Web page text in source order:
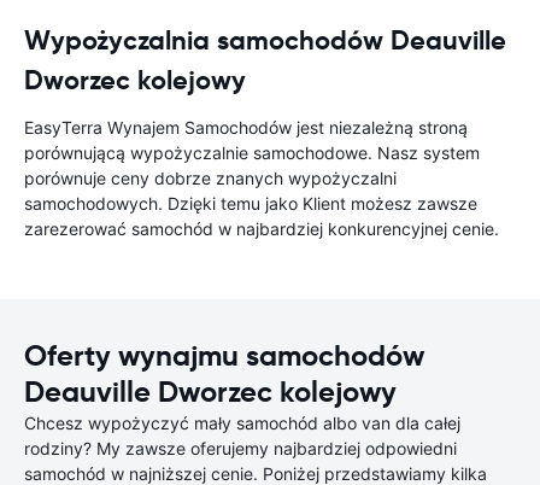
Wypożyczalnia samochodów Deauville
Dworzec kolejowy
EasyTerra Wynajem Samochodów jest niezależną stroną
porównującą wypożyczalnie samochodowe. Nasz system
porównuje ceny dobrze znanych wypożyczalni
samochodowych. Dzięki temu jako Klient możesz zawsze
zarezerować samochód w najbardziej konkurencyjnej cenie.
Oferty wynajmu samochodów
Deauville Dworzec kolejowy
Chcesz wypożyczyć mały samochód albo van dla całej
rodziny? My zawsze oferujemy najbardziej odpowiedni
samochód w najniższej cenie. Poniżej przedstawiamy kilka